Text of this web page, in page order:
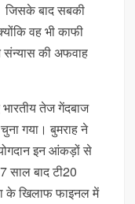
जिसके बाद सबकी
वह भी काफी
की अफवाह
तेज गेंदबाज
गया। बुमराह ने
इन आंकड़ों से
साल बाद टी20
के खिलाफ फाइनल में